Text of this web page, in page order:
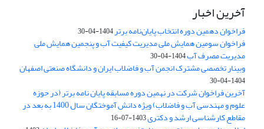
آخرین اخبار
فراخوان دهمین دوره انتخاب پایان‌نامه برتر1404-04-30
فراخوان سومین همایش ملی مدیریت کیفیت آب و پنجمین همایش ملی
مدیریت مصرف آب1404-04-30
وبینار تخصصی مشترک انجمن آب و فاضلاب ایران و دانشگاه صنعتی اصفهان
1404-04-30
آخرین فراخوان شرکت در نهمین دوره مسابقه پایان نامه برتر (در حوزه
علوم و مهندسی آب و فاضلاب) ویژه دانش آموختگان سال 1400 به بعد در
مقاطع کارشناسی ارشد و دکتری1403-07-16